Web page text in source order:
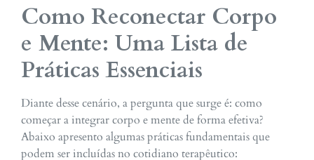
Como Reconectar Corpo
e Mente: Uma Lista de
Práticas Essenciais
Diante desse cenário, a pergunta que surge é: como
começar a integrar corpo e mente de forma efetiva?
Abaixo apresento algumas práticas fundamentais que
podem ser incluídas no cotidiano terapêutico: